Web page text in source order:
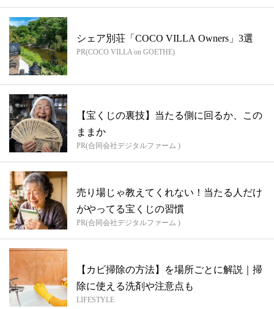
シェア別荘「COCO VILLA Owners」3選
PR(COCO VILLA on GOETHE)
【宝くじの裏技】当たる側に回るか、この
ままか
PR(合同会社デジタルファーム )
売り場じゃ教えてくれない！当たる人だけ
がやってる宝くじの習慣
PR(合同会社デジタルファーム )
【カビ掃除の方法】を場所ごとに解説｜掃
除に使える洗剤や注意点も
LIFESTYLE